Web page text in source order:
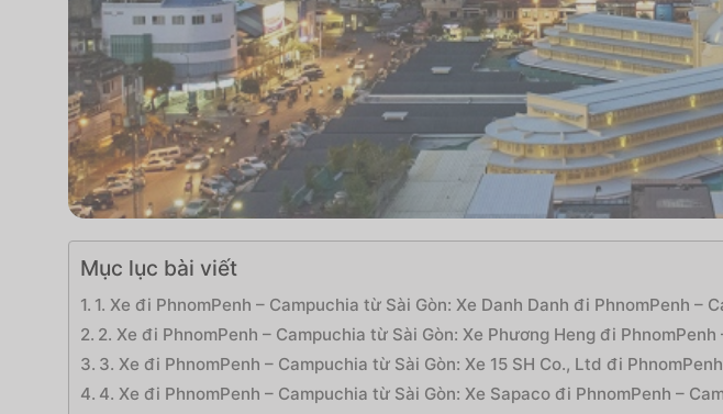
Mục lục bài viết
1. Xe đi PhnomPenh – Campuchia từ Sài Gòn: Xe Danh Danh đi PhnomPenh –
2. Xe đi PhnomPenh – Campuchia từ Sài Gòn: Xe Phương Heng đi PhnomPenh
3. Xe đi PhnomPenh – Campuchia từ Sài Gòn: Xe 15 SH Co., Ltd đi
4. Xe đi PhnomPenh – Campuchia từ Sài Gòn: Xe Sapaco đi PhnomPenh –